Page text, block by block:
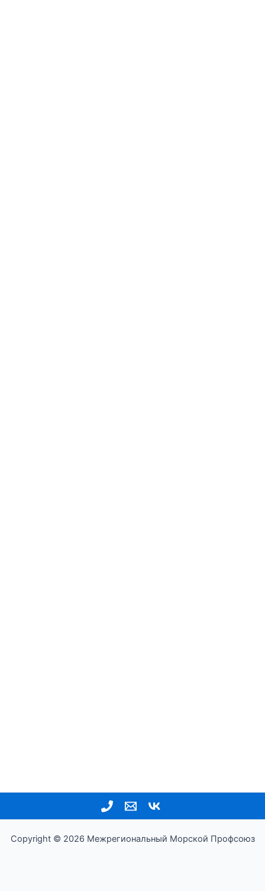
Copyright © 2026 Межрегиональный Морской Профсоюз